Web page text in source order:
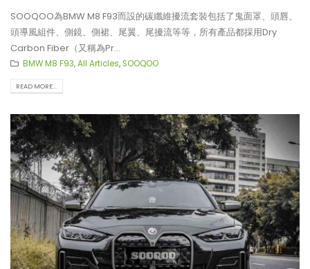
SOOQOO為BMW M8 F93而設的碳纖維擾流套裝包括了鬼面罩、頭唇、
頭導風組件、側鏡、側裙、尾翼、尾擾流等等，所有產品都採用Dry
Carbon Fiber（又稱為Pr...
BMW M8 F93,All Articles, SOOQOO
READ MORE...